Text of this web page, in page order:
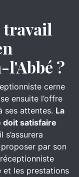
travail
l'Abbé ?
cerne
ensuite l’offre
ses attentes. La
doit satisfaire
s’assurera
par son
et les prestations